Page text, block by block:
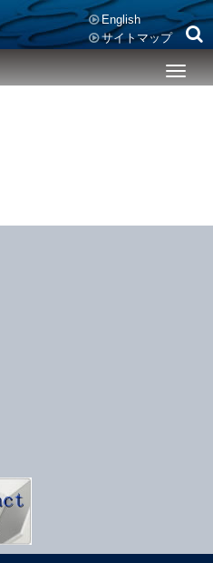
English
サイトマップ
メ
ニ